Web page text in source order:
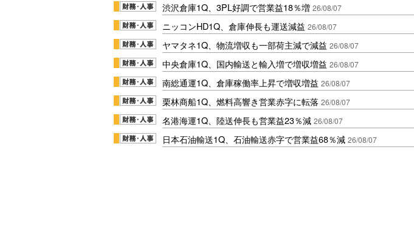
渋沢倉庫1Q、3PL好調で営業益18％増 26/08/07
ニッコンHD1Q、倉庫伸長も運送減益 26/08/07
ヤマタネ1Q、物流増収も一部荷主減で減益 26/08/07
中央倉庫1Q、国内輸送と輸入増で増収増益 26/08/07
南総通運1Q、倉庫稼働率上昇で増収増益 26/08/07
栗林商船1Q、燃料高響き営業赤字に転落 26/08/07
名港海運1Q、陸送伸長も営業益23％減 26/08/07
日本石油輸送1Q、石油輸送赤字で営業益68％減 26/08/07